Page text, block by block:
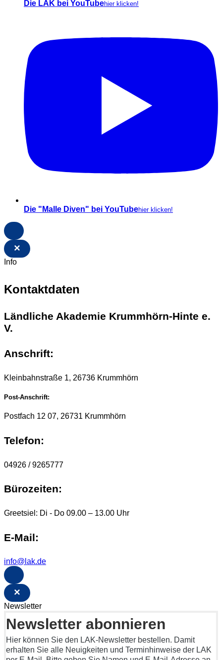
Die LAK bei YouTubehier klicken!
Die "Malle Diven" bei YouTubehier klicken!
×
Info
Kontaktdaten
Ländliche Akademie Krummhörn-Hinte e.
V.
Anschrift:
Kleinbahnstraße 1, 26736 Krummhörn
Post-Anschrift:
Postfach 12 07, 26731 Krummhörn
Telefon:
04926 / 9265777
Bürozeiten:
Greetsiel: Di - Do 09.00 – 13.00 Uhr
E-Mail:
info@lak.de
×
Newsletter
Newsletter abonnieren
Hier können Sie den LAK-Newsletter bestellen. Damit
erhalten Sie alle Neuigkeiten und Terminhinweise der LAK